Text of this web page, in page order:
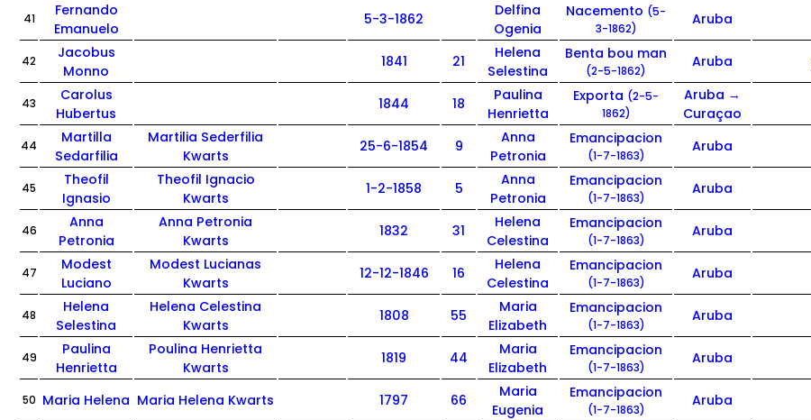
41
Fernando
Emanuelo
5-3-1862
Delfina
Ogenia
Nacemento (5-
3-1862)
Aruba
42
Jacobus
Monno
1841 21
Helena
Selestina
Benta bou man
(2-5-1862)
Aruba
43
Carolus
Hubertus
1844 18
Paulina
Henrietta
Exporta (2-5-
1862)
Aruba →
Curaçao
44
Martilla
Sedarfilia
Martilia Sederfilia
Kwarts
25-6-1854 9
Anna
Petronia
Emancipacion
(1-7-1863)
Aruba
45
Theofil
Ignasio
Theofil Ignacio
Kwarts
1-2-1858 5
Anna
Petronia
Emancipacion
(1-7-1863)
Aruba
46
Anna
Petronia
Anna Petronia
Kwarts
1832 31
Helena
Celestina
Emancipacion
(1-7-1863)
Aruba
47
Modest
Luciano
Modest Lucianas
Kwarts
12-12-1846 16
Helena
Celestina
Emancipacion
(1-7-1863)
Aruba
48
Helena
Selestina
Helena Celestina
Kwarts
1808 55
Maria
Elizabeth
Emancipacion
(1-7-1863)
Aruba
49
Paulina
Henrietta
Poulina Henrietta
Kwarts
1819 44
Maria
Elizabeth
Emancipacion
(1-7-1863)
Aruba
50 Maria Helena Maria Helena Kwarts 1797 66
Maria
Eugenia
Emancipacion
(1-7-1863)
Aruba